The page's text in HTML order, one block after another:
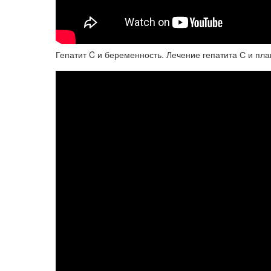
Гепатит C и беременность. Лечение гепатита С и